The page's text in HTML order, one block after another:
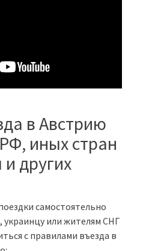
в Австрию
иных стран
других
самостоятельно
или жителям СНГ
с правилами въезда в